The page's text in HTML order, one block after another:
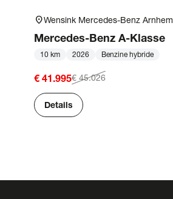
location_onWensink Mercedes-Benz Arnhem
Mercedes-Benz A-Klasse
10 km 2026 Benzine hybride
€ 41.995€ 45.026
Details